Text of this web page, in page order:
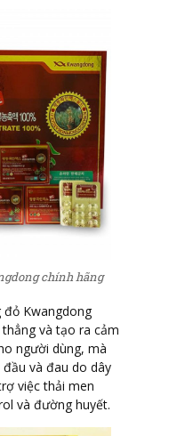
chính hãng
đỏ Kwangdong
và tạo ra cảm
người dùng, mà
và đau do dây
việc thải men
và đường huyết.